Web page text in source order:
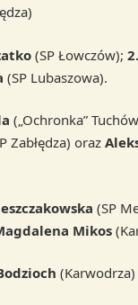
(SP Łowczów);
(SP Lubaszowa).
(„Ochronka”
Zabłędza) oraz
(SP
Mikos
(Karwodrza)